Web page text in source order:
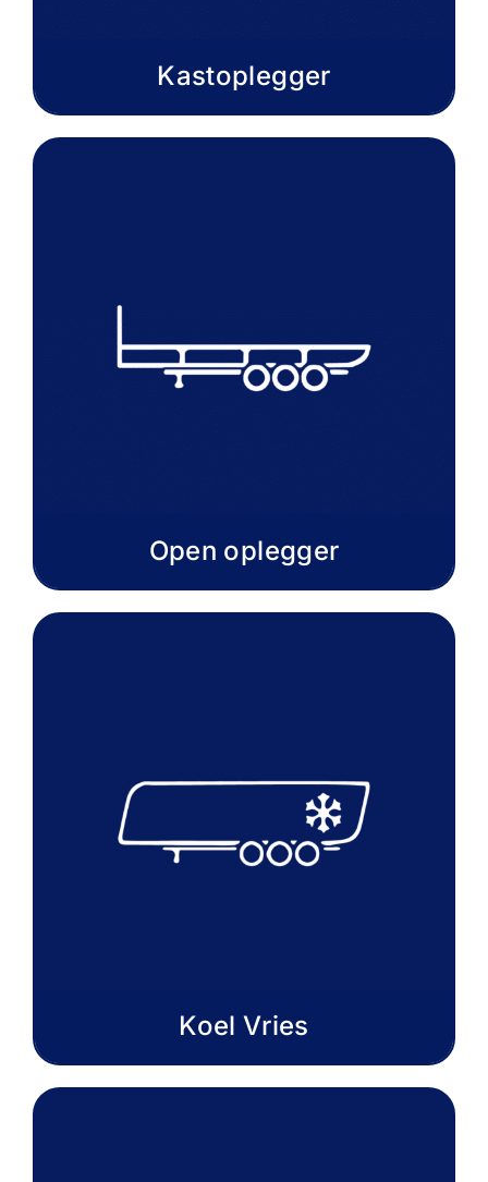
Kastoplegger
Open oplegger
Koel Vries